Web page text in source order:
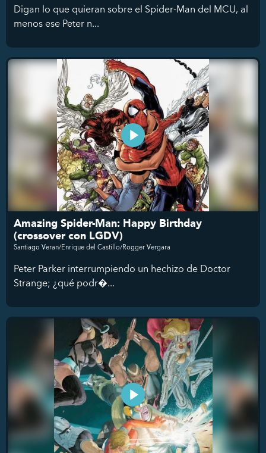
Digan lo que quieran sobre el Spider-Man del MCU, al
menos ese Peter n...
Amazing Spider-Man: Happy Birthday
(crossover con LGDV)
Santiago Veran/Enrique del Castillo/Rogger Vergara
Peter Parker interrumpiendo un hechizo de Doctor
Strange; ¿qué podr�...